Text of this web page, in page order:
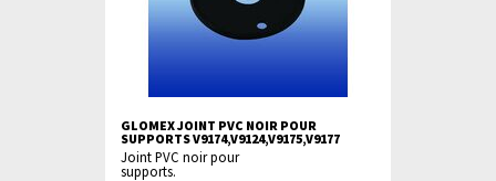
GLOMEX JOINT PVC NOIR POUR
SUPPORTS V9174,V9124,V9175,V9177
Joint PVC noir pour
supports.